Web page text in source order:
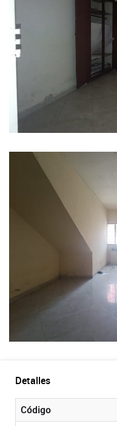
Detalles
Código